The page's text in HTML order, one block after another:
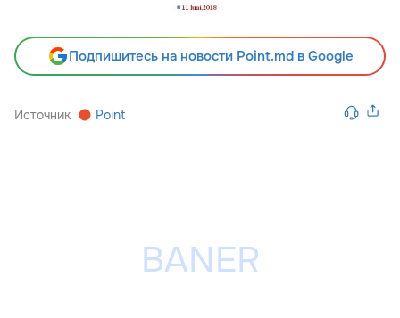
Подпишитесь на новости Point.md в Google
Источник Point